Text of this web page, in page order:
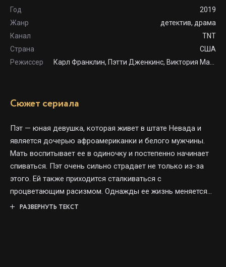
Год
2019
Жанр
детектив, драма
Канал
TNT
Страна
США
Режиссер
Сюжет сериала
Пэт — юная девушка, которая живет в штате Невада и
является дочерью афроамериканки и белого мужчины.
Мать воспитывает ее в одиночку и постепенно начинает
спиваться. Пэт очень сильно страдает не только из-за
этого. Ей также приходится сталкиваться с
процветающим расизмом. Однажды ее жизнь меняется
кардинальным образом, после того как она узнает о том,
РАЗВЕРНУТЬ ТЕКСТ